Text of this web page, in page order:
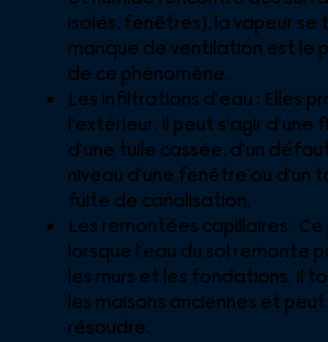
isolés, fenêtres), la vapeur se
manque de ventilation est le
de ce phénomène.
Les infiltrations d’eau : Elles
l’extérieur. Il peut s’agir
d’une tuile cassée, d’un
niveau d’une fenêtre ou d’un
fuite de canalisation.
Les remontées capillaires :
lorsque l’eau du sol remonte
les murs et les fondations. Il
les maisons anciennes et
résoudre.